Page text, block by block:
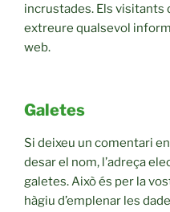
incrustades. Els visitants
extreure qualsevol
web.
Galetes
Si deixeu un comentari
desar el nom, l’adreça
galetes. Això és per la
hàgiu d’emplenar les